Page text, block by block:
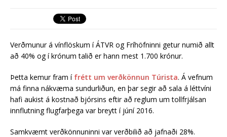
Verðmun­ur á vín­flösk­um í ÁTVR og Frí­höfn­inni get­ur numið allt
að 40% og í krón­um talið er hann mest 1.700 krón­ur.
Þetta kem­ur fram í frétt um verðkönn­un Túrista. Á vefnum
má finna ná­kvæma sund­urliðun, en þar seg­ir að sala á létt­víni
hafi auk­ist á kostnað bjórs­ins eft­ir að regl­um um toll­frjáls­an
inn­flutn­ing flug­f­arþega var breytt í júní 2016.
Sam­kvæmt verðkönn­un­inni var verðbilið að jafnaði 28%.